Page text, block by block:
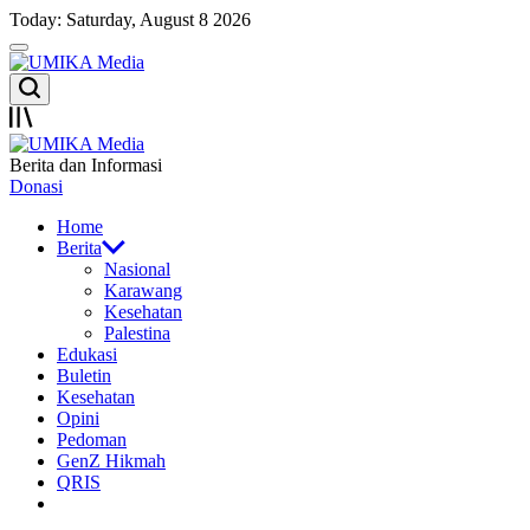
Skip
to
content
Today: Saturday, August 8 2026
Menu
UMIKA
Media
Search
Offcanvas
UMIKA
Media
Berita dan Informasi
Donasi
Home
Berita
Nasional
Karawang
Kesehatan
Palestina
Edukasi
Buletin
Kesehatan
Opini
Pedoman
GenZ Hikmah
QRIS